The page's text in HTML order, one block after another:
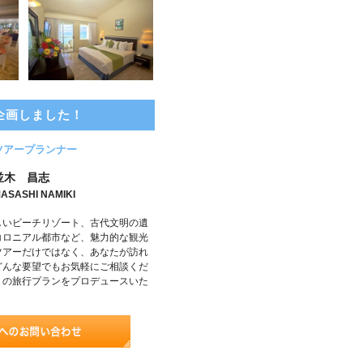
画しました！
アープランナー
木 昌志
NAMIKI
ビーチリゾート、古代文明の遺
ニアル都市など、魅力的な観光
ーだけではなく、あなたが訪れ
な要望でもお気軽にご相談くだ
旅行プランをプロデュースいた